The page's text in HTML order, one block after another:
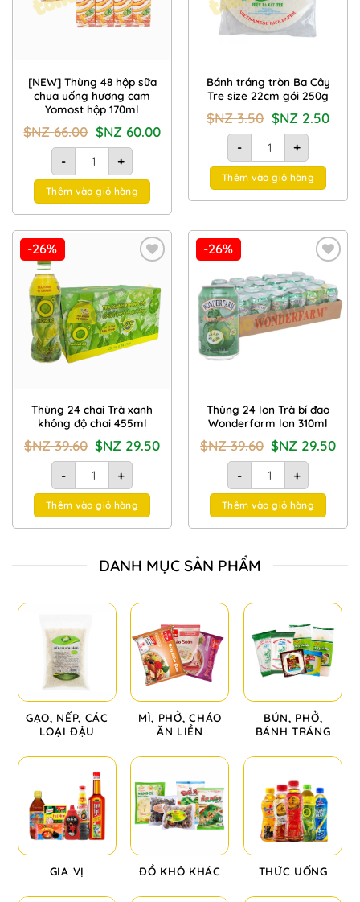
[NEW] Thùng 48 hộp sữa
chua uống hương cam
Yomost hộp 170ml
$NZ66.00 Giá
gốc
là:
$NZ
66.00.
$NZ 60.00Giá
hiện
-
[NEW] Thùng 48 hộp sữa chua uống hương cam Yomost hộp
+
Thêm vào giỏ hàng
Bánh tráng tròn Ba Cây
Tre size 22cm gói 250g
$NZ3.50 Giá
gốc
là:
$NZ
3.50.
$NZ 2.50Giá
hiện
-
Bánh tráng tròn Ba
+
Thêm vào giỏ hàng
-26%
Wishlist
Thùng 24 chai Trà xanh
không độ chai 455ml
$NZ39.60 Giá
gốc
là:
$NZ
39.60.
$NZ 29.50Giá
hiện
-
Thùng 24 chai Trà xanh không độ chai 455ml số lượng
+
Thêm vào giỏ hàng
-26%
Add to
Wishlist
Thùng 24 lon Trà bí đao
Wonderfarm lon 310ml
$NZ39.60 Giá
gốc
là:
$NZ
39.60.
$NZ 29.50Giá
hiện
-
Thùng 24 lon Trà bí
+
Thêm vào giỏ hàng
DANH MỤC SẢN PHẨM
GẠO, NẾP, CÁC
LOẠI ĐẬU
MÌ, PHỞ, CHÁO
ĂN LIỀN
BÚN, PHỞ,
BÁNH TRÁNG
GIA VỊ ĐỒ KHÔ KHÁC THỨC UỐNG